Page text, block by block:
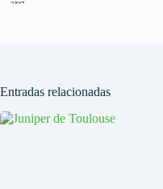
Entradas relacionadas